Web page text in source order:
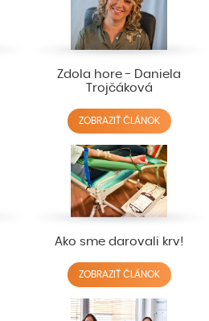
Zdola hore - Daniela
Trojčáková
ZOBRAZIŤ ČLÁNOK
Ako sme darovali krv!
ZOBRAZIŤ ČLÁNOK